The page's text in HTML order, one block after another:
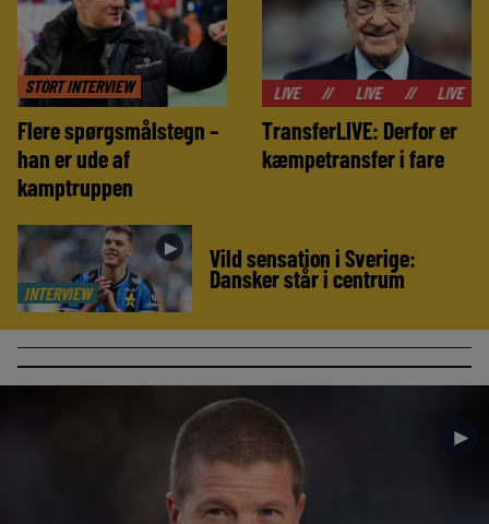
STORT INTERVIEW
Flere spørgsmålstegn –
han er ude af
kamptruppen
// LIVE LIVE LIVE LIVE
TransferLIVE: Derfor er
kæmpetransfer i fare
INTERVIEW
► Vild sensation i Sverige:
Dansker står i centrum
►